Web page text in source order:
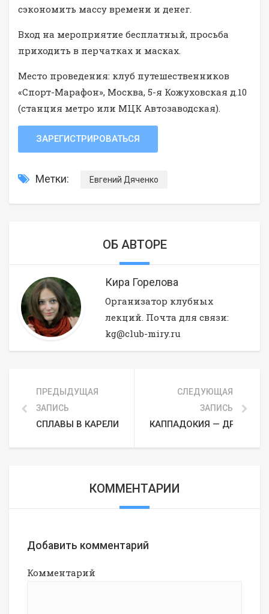
сэкономить массу времени и денег.
Вход на мероприятие бесплатный, просьба
приходить в перчатках и масках.
Место проведения: клуб путешественников
«Спорт-Марафон», Москва, 5-я Кожуховская д.10
(станция метро или МЦК Автозаводская).
ЗАРЕГИСТРИРОВАТЬСЯ
Метки: Евгений Дяченко
ОБ АВТОРЕ
Кира Горелова
Организатор клубных
лекций. Почта для связи:
kg@club-miry.ru
ПРЕДЫДУЩАЯ
ЗАПИСЬ
СПЛАВЫ В КАРЕЛИИ НА МАЙСКИЕ И ЛЕТОМ:
СЛЕДУЮЩАЯ
ЗАПИСЬ
КАППАДОКИЯ — ДРУГАЯ
КОММЕНТАРИИ
Добавить комментарий
Комментарий